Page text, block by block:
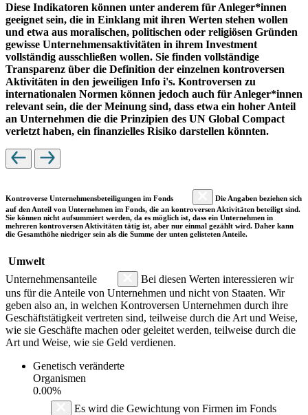
Diese Indikatoren können unter anderem für Anleger*innen
geeignet sein, die in Einklang mit ihren Werten stehen wollen
und etwa aus moralischen, politischen oder religiösen Gründen
gewisse Unternehmensaktivitäten in ihrem Investment
vollständig ausschließen wollen. Sie finden vollständige
Transparenz über die Definition der einzelnen kontroversen
Aktivitäten in den jeweiligen Info i's. Kontroversen zu
internationalen Normen können jedoch auch für Anleger*innen
relevant sein, die der Meinung sind, dass etwa ein hoher Anteil
an Unternehmen die die Prinzipien des UN Global Compact
verletzt haben, ein finanzielles Risiko darstellen könnten.
Kontroverse Unternehmensbeteiligungen im Fonds
Die Angaben beziehen sich
auf den Anteil von Unternehmen im Fonds, die an kontroversen Aktivitäten beteiligt sind.
Sie können nicht aufsummiert werden, da es möglich ist, dass ein Unternehmen in
mehreren kontroversen Aktivitäten tätig ist, aber nur einmal gezählt wird. Daher kann
die Gesamthöhe niedriger sein als die Summe der unten gelisteten Anteile.
Umwelt
Unternehmensanteile
Bei diesen Werten interessieren wir
uns für die Anteile von Unternehmen und nicht von Staaten. Wir
geben also an, in welchen Kontroversen Unternehmen durch ihre
Geschäftstätigkeit vertreten sind, teilweise durch die Art und Weise,
wie sie Geschäfte machen oder geleitet werden, teilweise durch die
Art und Weise, wie sie Geld verdienen.
Genetisch veränderte
Organismen
0.00%
Es wird die Gewichtung von Firmen im Fonds